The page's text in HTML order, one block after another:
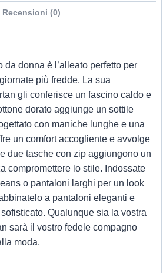
Recensioni (0)
da donna è l’alleato perfetto per
più fredde. La sua
gli conferisce un fascino caldo e
dorato aggiunge un sottile
con maniche lunghe e una
un comfort accogliente e avvolge
due tasche con zip aggiungono un
compromettere lo stile. Indossate
o pantaloni larghi per un look
a pantaloni eleganti e
Qualunque sia la vostra
sarà il vostro fedele compagno
moda.